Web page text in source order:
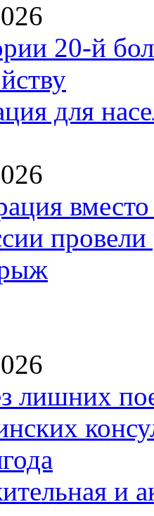
20-й
для
провели
лишних
и